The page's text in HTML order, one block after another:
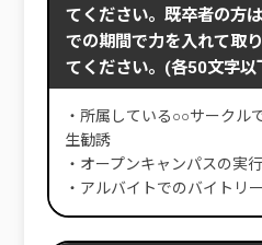
てください。既卒者の方
での期間で力を入れて取
てください。(各50文字以
・所属している○○サークル
生勧誘
・オープンキャンパスの実
・アルバイトでのバイトリ